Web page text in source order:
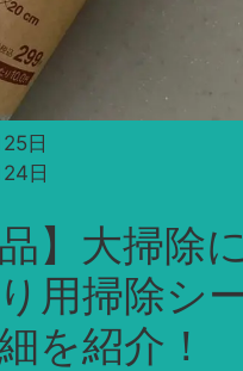
日
日
品】大掃除
用掃除シ
を紹介！